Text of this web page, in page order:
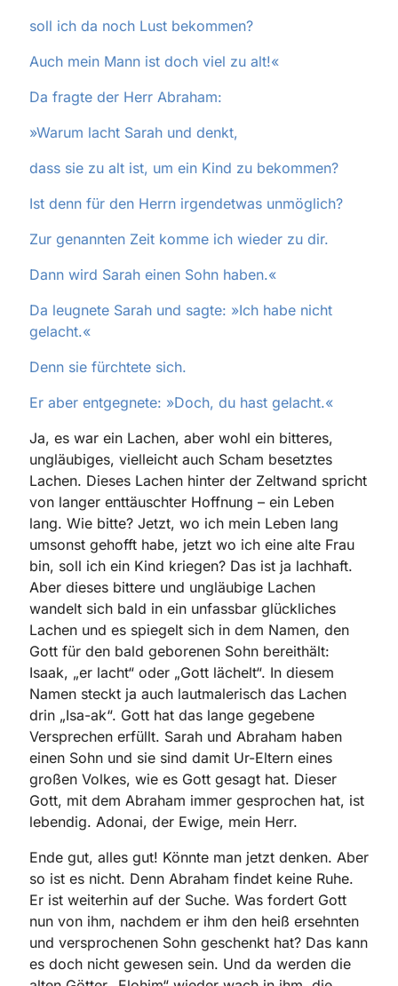
soll ich da noch Lust bekommen?
Auch mein Mann ist doch viel zu alt!«
Da fragte der Herr Abraham:
»Warum lacht Sarah und denkt,
dass sie zu alt ist, um ein Kind zu bekommen?
Ist denn für den Herrn irgendetwas unmöglich?
Zur genannten Zeit komme ich wieder zu dir.
Dann wird Sarah einen Sohn haben.«
Da leugnete Sarah und sagte: »Ich habe nicht
gelacht.«
Denn sie fürchtete sich.
Er aber entgegnete: »Doch, du hast gelacht.«
Ja, es war ein Lachen, aber wohl ein bitteres,
ungläubiges, vielleicht auch Scham besetztes
Lachen. Dieses Lachen hinter der Zeltwand spricht
von langer enttäuschter Hoffnung – ein Leben
lang. Wie bitte? Jetzt, wo ich mein Leben lang
umsonst gehofft habe, jetzt wo ich eine alte Frau
bin, soll ich ein Kind kriegen? Das ist ja lachhaft.
Aber dieses bittere und ungläubige Lachen
wandelt sich bald in ein unfassbar glückliches
Lachen und es spiegelt sich in dem Namen, den
Gott für den bald geborenen Sohn bereithält:
Isaak, „er lacht“ oder „Gott lächelt“. In diesem
Namen steckt ja auch lautmalerisch das Lachen
drin „Isa-ak“. Gott hat das lange gegebene
Versprechen erfüllt. Sarah und Abraham haben
einen Sohn und sie sind damit Ur-Eltern eines
großen Volkes, wie es Gott gesagt hat. Dieser
Gott, mit dem Abraham immer gesprochen hat, ist
lebendig. Adonai, der Ewige, mein Herr.
Ende gut, alles gut! Könnte man jetzt denken. Aber
so ist es nicht. Denn Abraham findet keine Ruhe.
Er ist weiterhin auf der Suche. Was fordert Gott
nun von ihm, nachdem er ihm den heiß ersehnten
und versprochenen Sohn geschenkt hat? Das kann
es doch nicht gewesen sein. Und da werden die